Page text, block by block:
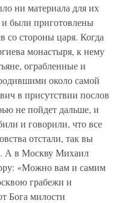
ни материала для их
были приготовлены
со стороны царя. Когда
монастыря, к нему
ограбленные и
около самой
в присутствии послов
не пойдет дальше, и
и говорили, что все
отстали, так вы
А в Москву Михаил
«Можно вам и самим
грабежи и
Бога милости